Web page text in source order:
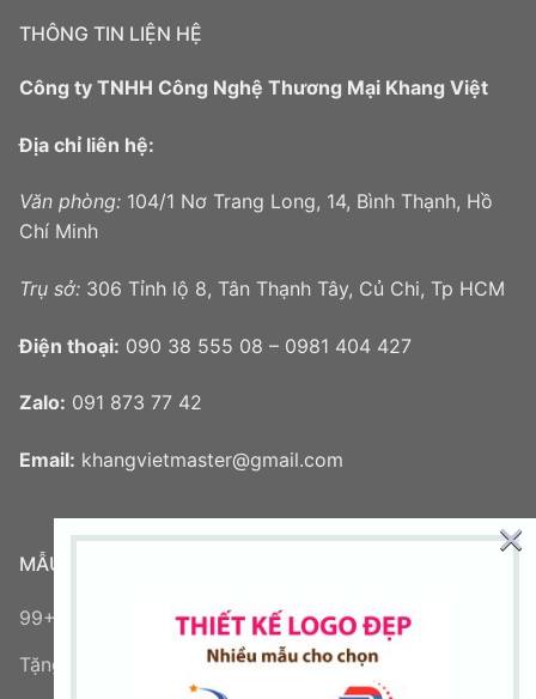
THÔNG TIN LIỆN HỆ
Công ty TNHH Công Nghệ Thương Mại Khang Việt
Địa chỉ liên hệ:
Văn phòng: 104/1 Nơ Trang Long, 14, Bình Thạnh, Hồ
Chí Minh
Trụ sở: 306 Tỉnh lộ 8, Tân Thạnh Tây, Củ Chi, Tp HCM
Điện thoại: 090 38 555 08 – 0981 404 427
Zalo: 091 873 77 42
Email: khangvietmaster@gmail.com
MẪU LOGO MỚI
99+ mẫu logo chữ V đẹp sáng tạo
Tặng logo miễn phí
×